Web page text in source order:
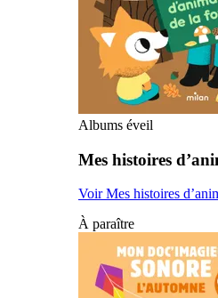
Albums éveil
Mes histoires
Voir Mes histoires
À paraître